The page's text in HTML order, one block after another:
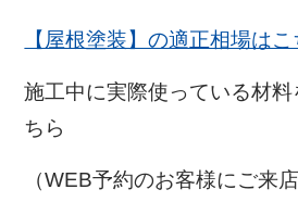
【屋根塗装】の適正相場はこ
施工中に実際使っている材料
ちら
（WEB予約のお客様にご来